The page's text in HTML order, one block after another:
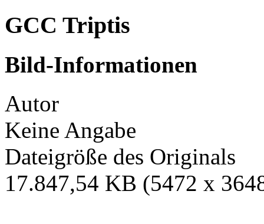
GCC Triptis
Bild-Informationen
Autor
Keine Angabe
Dateigröße des Originals
17.847,54 KB (5472 x